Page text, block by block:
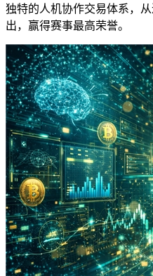
独特的人机协作交易体系，
出，赢得赛事最高荣誉。